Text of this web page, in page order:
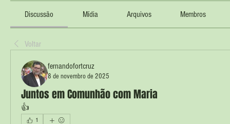
Discussão Mídia Arquivos Membros
Voltar
fernandofortcruz
8 de novembro de 2025
Juntos em Comunhão com Maria
👍
1